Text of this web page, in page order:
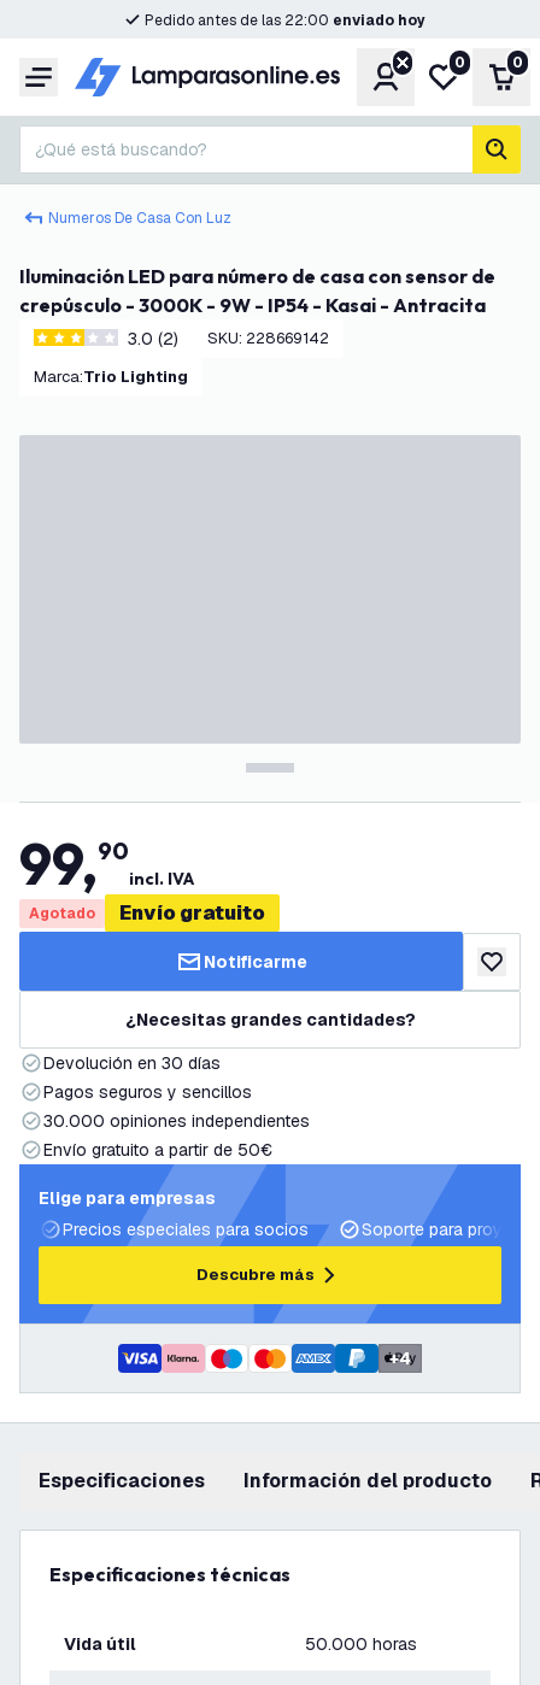
Pedido antes de las 22:00 enviado hoy
Menú CuentaMi lista de
0 0
¿Qué está buscando?
Numeros De Casa Con Luz
Iluminación LED para número de casa con sensor de
crepúsculo - 3000K - 9W - IP54 - Kasai - Antracita
3 estrellas de puntuación
3.0 (2) SKU: 228669142
Marca: Trio Lighting
99,90
incl. IVA
Agotado Envío gratuito
Notificarme añadir
¿Necesitas grandes cantidades?
Devolución en 30 días
Pagos seguros y sencillos
30.000 opiniones independientes
Envío gratuito a partir de 50€
Elige para empresas
Precios especiales para socios
Soporte para
Descubre más
+4
Especificaciones información del producto
Especificaciones técnicas
Vida útil 50.000 horas